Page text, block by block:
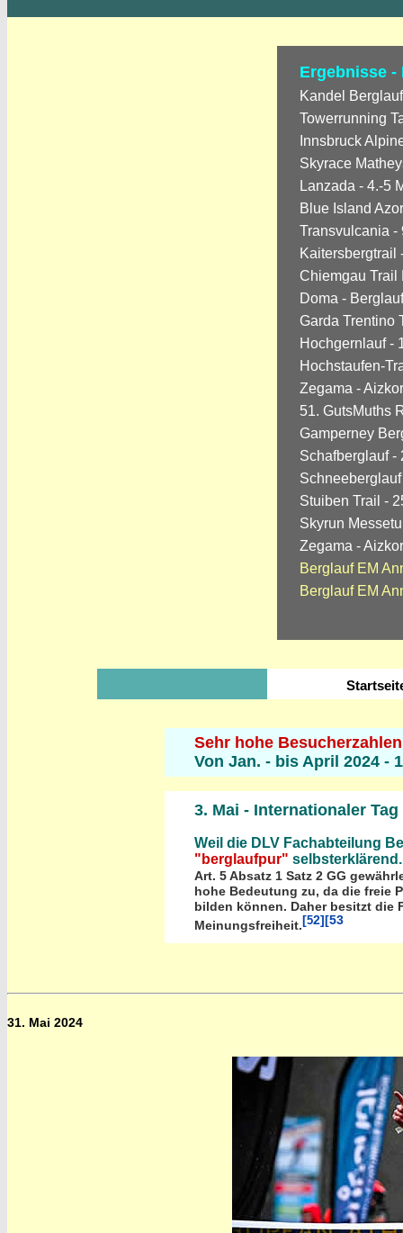
Ergebnisse -
Kandel
Towerrunning
Innsbruck
Skyrace
Lanzada - 4.-5
Blue Island
Transvulcania -
Kaitersbergtrail
Chiemgau Trail
Doma -
Garda Trentino
Hochgernlauf -
Hochstaufen-
Zegama -
51. GutsMuths
Gamperney
Schafberglauf -
Stuiben Trail -
Skyrun
Zegama -
Berglauf EM
Berglauf EM
Sehr hohe
Von Jan. - bis April 2024 -
3. Mai - Internationaler
Weil die DLV Fachabteilung
"berglaufpur" selbsterklärend.
Art. 5 Absatz 1 Satz 2 GG
hohe Bedeutung zu, da die freie
bilden können. Daher besitzt die
Meinungsfreiheit.[52][53
31. Mai 2024